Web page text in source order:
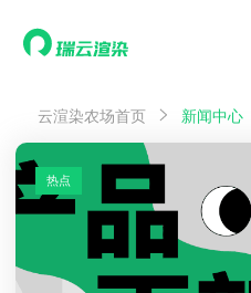
效果图渲染
云制作
云渲染管理系统
瑞兔百宝箱
AI视频插帧
效果图渲染
云制作
云渲染管理系统
瑞兔百宝箱
AI视频插帧
效果图渲染
云制作
云渲染管理系统
瑞兔百宝箱
AI视频插帧
效果图渲染
云制作
云渲染管理系统
瑞兔百宝箱
AI视频插帧
效果图渲染
云制作
云渲染管理系统
瑞兔百宝箱
AI视频插帧
效果图渲染
云制作
云渲染管理系统
瑞兔百宝箱
AI视频插帧
解决方案
Maya云渲染方案
3ds Max云渲染方案
Cinema 4D云渲染方案
Blender 云渲染方案
Maya云渲染方案
3ds Max云渲染方案
Cinema 4D云渲染方案
Blender 云渲染方案
Maya云渲染方案
3ds Max云渲染方案
Cinema 4D云渲染方案
Blender 云渲染方案
Maya云渲染方案
3ds Max云渲染方案
Cinema 4D云渲染方案
Blender 云渲染方案
Maya云渲染方案
3ds Max云渲染方案
Cinema 4D云渲染方案
Blender 云渲染方案
Maya云渲染方案
3ds Max云渲染方案
Cinema 4D云渲染方案
Blender 云渲染方案
动画价格
效果图价格
动画价格
效果图价格
动画价格
效果图价格
动画价格
效果图价格
动画价格
效果图价格
动画价格
效果图价格
云渲染农场首页 新闻中心
热点